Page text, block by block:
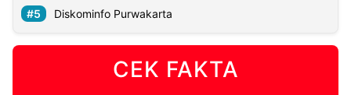
Diskominfo Purwakarta
CEK FAKTA